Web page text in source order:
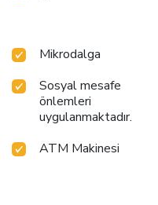
Mikrodalga
Sosyal mesafe
önlemleri
uygulanmaktadır.
ATM Makinesi